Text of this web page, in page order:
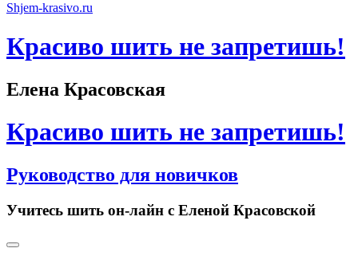
Shjem-krasivo.ru
Красиво шить не запретишь!
Елена Красовская
Красиво шить не запретишь!
Руководство для новичков
Учитесь шить он-лайн с Еленой Красовской
Primary